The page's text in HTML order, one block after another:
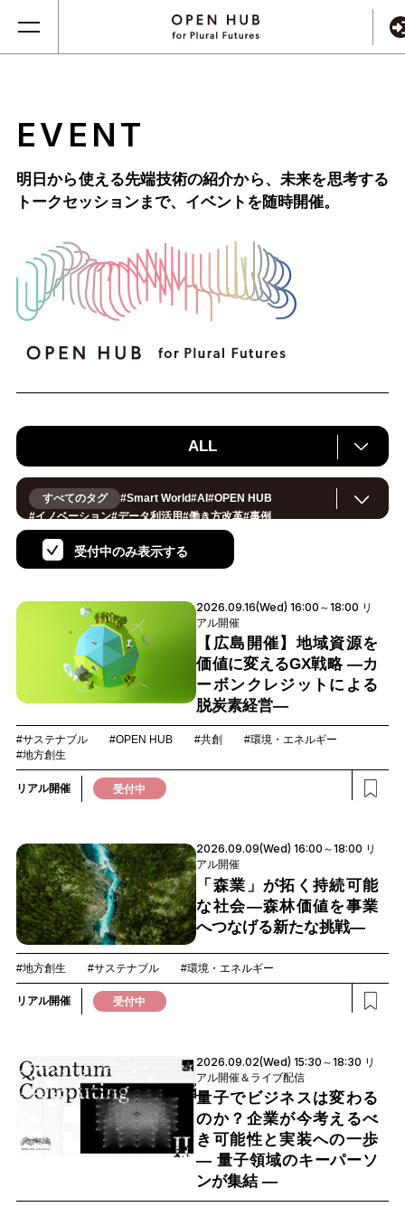
EVENT
明日から使える先端技術の紹介から、未来を思考する
トークセッションまで、 イベントを随時開催。
ALL
すべてのタグ #Smart World#AI#OPEN HUB
#イノベーション#データ利活用#働き方改革#事例
#サステナブル#CX/顧客体験#セキュリティ
環境・エネルギー#IoT#メタバース
地方創生 #製造 小売・流通# ロボティクス
スマートインダストリー 教育#公共
サプライチェーン# 孤独
受付中のみ表示する
2026.09.16(Wed) 16:00～18:00 リ
アル開催
【広島開催】地域資源を
価値に変えるGX戦略 ―カ
ーボンクレジットによる
脱炭素経営―
#サステナブル #OPEN HUB #共創
#環境・エネルギー
#地方創生
リアル開催 受付中
2026.09.09(Wed) 16:00～18:00 リ
アル開催
「森業」が拓く持続可能
な社会―森林価値を事業
へつなげる新たな挑戦―
#地方創生 #サステナブル #環境・エネルギー
リアル開催 受付中
2026.09.02(Wed) 15:30～18:30 リ
アル開催＆ライブ配信
量子でビジネスは変わる
のか？企業が今考えるべ
き可能性と実装への一歩
― 量子領域のキーパーソ
ンが集結 ―